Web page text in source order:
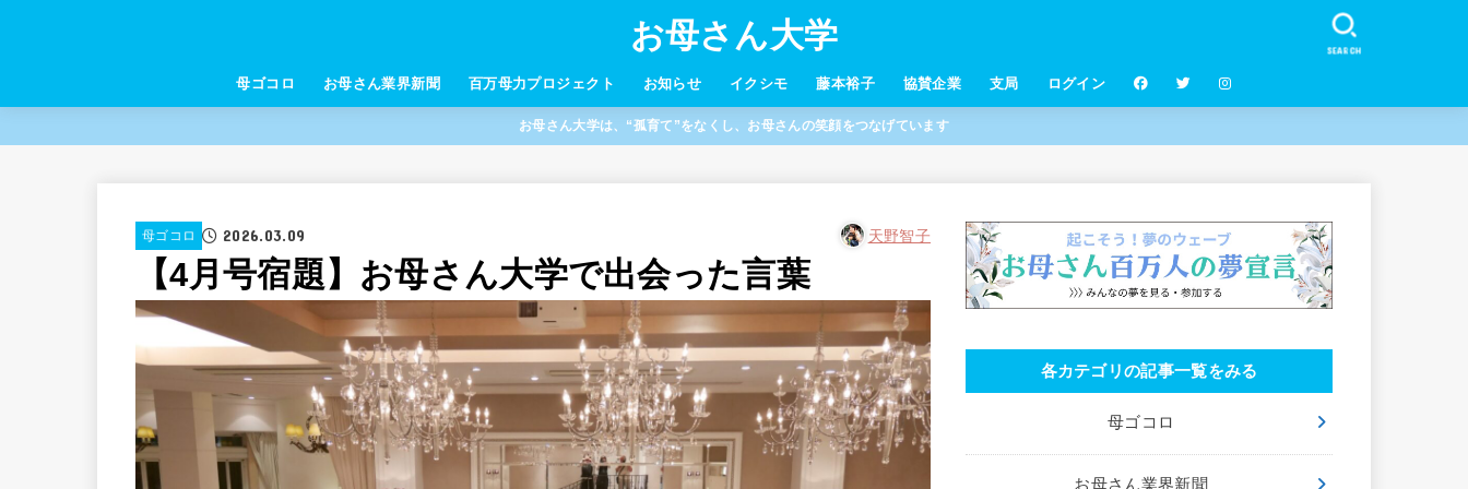
お母さん大学
母ゴコロ お母さん業界新聞 百万母力プロジェクト お知らせ イクシモ 藤本裕子 協賛企業 支局 ログイン
SEARCH
お母さん大学は、“孤育て”をなくし、お母さんの笑顔をつなげています
母ゴコロ 2026.03.09 天野智子
【4月号宿題】お母さん大学で出会った言葉
各カテゴリの記事一覧をみる
母ゴコロ
お母さん業界新聞